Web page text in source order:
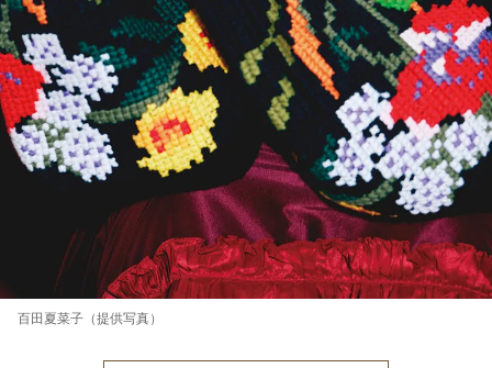
百田夏菜子（提供写真）